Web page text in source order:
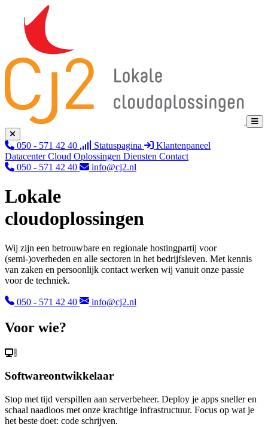
050 - 571 42 40 Statuspagina
Klantenpaneel
Datacenter Cloud Oplossingen Diensten Contact
050 - 571 42 40
info@cj2.nl
Lokale
cloudoplossingen
Wij zijn een betrouwbare en regionale hostingpartij voor
(semi-)overheden en alle sectoren in het bedrijfsleven. Met kennis
van zaken en persoonlijk contact werken wij vanuit onze passie
voor de techniek.
050 - 571 42 40 info@cj2.nl
Voor wie?
Softwareontwikkelaar
Stop met tijd verspillen aan serverbeheer. Deploy je apps sneller en
schaal naadloos met onze krachtige infrastructuur. Focus op wat je
het beste doet: code schrijven.